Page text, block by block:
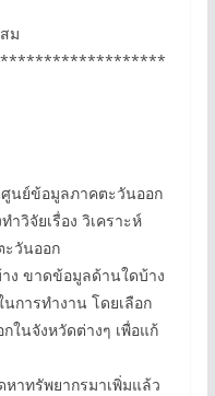
ม
นย์ข้อมูลภาคตะวันออก
วิจัยเรื่อง วิเคราะห์
วันออก
ง ขาดข้อมูลด้านใดบ้าง
การทำงาน โดยเลือก
ในจังหวัดต่างๆ เพื่อแก้
าทรัพยากรมาเพิ่มแล้ว